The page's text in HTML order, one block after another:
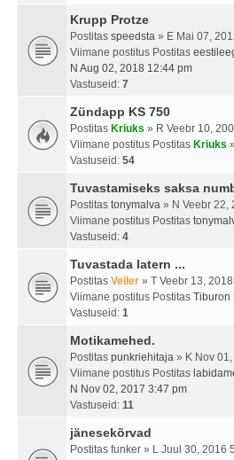
Krupp Protze
Postitas speedsta » E Mai 07,
Viimane postitus Postitas
N Aug 02, 2018 12:44 pm
Vastuseid: 7
Zündapp KS 750
Postitas Kriuks » R Veebr 10,
Viimane postitus Postitas Kriuks »
Vastuseid: 54
Tuvastamiseks saksa
Postitas tonymalva » N Veebr 22,
Viimane postitus Postitas
Vastuseid: 4
Tuvastada latern ...
Postitas Veiler » T Veebr 13,
Viimane postitus Postitas Tiburon
Vastuseid: 1
Motikamehed.
Postitas punkriehitaja » K Nov
Viimane postitus Postitas
N Nov 02, 2017 3:47 pm
Vastuseid: 11
jänesekõrvad
Postitas funker » L Juul 30, 2016